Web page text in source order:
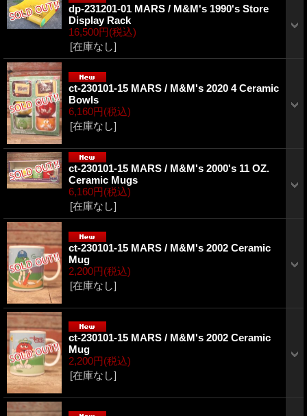
dp-231201-01 MARS / M&M's 1990's Store
Display Rack
16,500円(税込)
[在庫なし]
ct-230101-15 MARS / M&M's 2020 4 Ceramic
Bowls
6,160円(税込)
[在庫なし]
ct-230101-15 MARS / M&M's 2000's 11 OZ.
Ceramic Mugs
6,160円(税込)
[在庫なし]
ct-230101-15 MARS / M&M's 2002 Ceramic
Mug
2,200円(税込)
[在庫なし]
ct-230101-15 MARS / M&M's 2002 Ceramic
Mug
2,200円(税込)
[在庫なし]